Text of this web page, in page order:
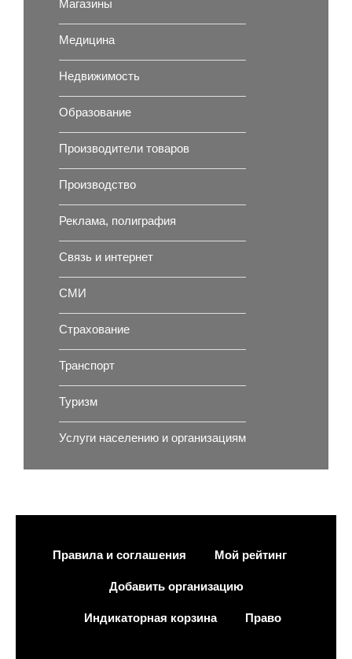
Магазины
Медицина
Недвижимость
Образование
Производители товаров
Производство
Реклама, полиграфия
Связь и интернет
СМИ
Страхование
Транспорт
Туризм
Услуги населению и организациям
Правила и соглашения Мой рейтинг
Добавить организацию
Индикаторная корзина Право